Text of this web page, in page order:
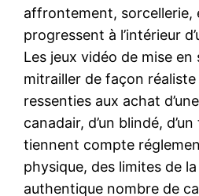
affrontement, sorcellerie,
progressent à l’intérieur
Les jeux vidéo de mise
mitrailler de façon
ressenties aux achat
canadair, d’un blindé,
tiennent compte
physique, des limites de la
authentique nombre de